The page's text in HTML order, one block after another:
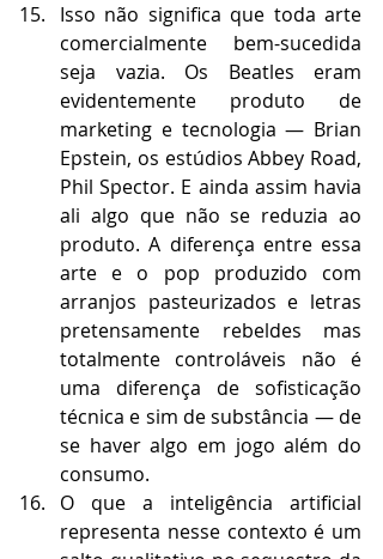
Isso não significa que toda arte
comercialmente bem-sucedida
seja vazia. Os Beatles eram
evidentemente produto de
marketing e tecnologia — Brian
Epstein, os estúdios Abbey Road,
Phil Spector. E ainda assim havia
ali algo que não se reduzia ao
produto. A diferença entre essa
arte e o pop produzido com
arranjos pasteurizados e letras
pretensamente rebeldes mas
totalmente controláveis não é
uma diferença de sofisticação
técnica e sim de substância — de
se haver algo em jogo além do
consumo.
O que a inteligência artificial
representa nesse contexto é um